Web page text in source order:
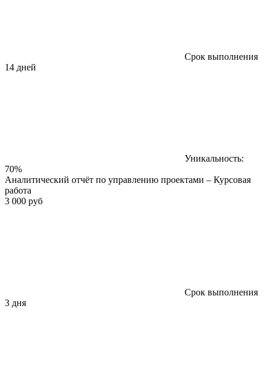
Срок выполнения
14 дней
Уникальность:
70%
Аналитический отчёт по управлению проектами – Курсовая
работа
3 000 руб
Срок выполнения
3 дня